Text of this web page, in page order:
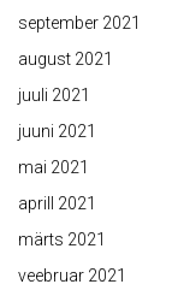
september 2021
august 2021
juuli 2021
juuni 2021
mai 2021
aprill 2021
märts 2021
veebruar 2021